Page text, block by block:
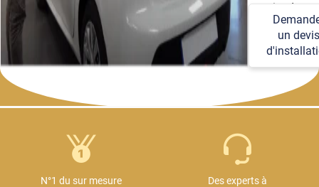
soucier des
détails
techniques et
logistiques.
un devis
N°1 du sur mesure
Des experts à